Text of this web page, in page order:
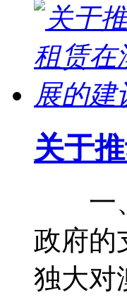
关于
一、
政府的
独大对